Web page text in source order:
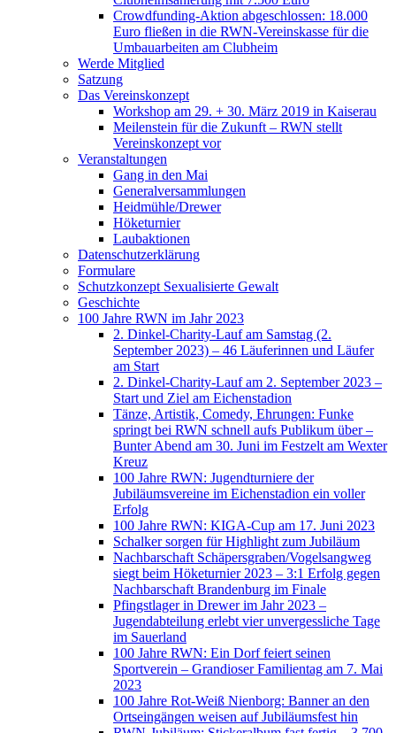
Crowdfunding-Aktion abgeschlossen: 18.000
Euro fließen in die RWN-Vereinskasse für die
Umbauarbeiten am Clubheim
Werde Mitglied
Satzung
Das Vereinskonzept
Workshop am 29. + 30. März 2019 in Kaiserau
Meilenstein für die Zukunft – RWN stellt
Vereinskonzept vor
Veranstaltungen
Gang in den Mai
Generalversammlungen
Heidmühle/Drewer
Höketurnier
Laubaktionen
Datenschutzerklärung
Formulare
Schutzkonzept Sexualisierte Gewalt
Geschichte
100 Jahre RWN im Jahr 2023
2. Dinkel-Charity-Lauf am Samstag (2.
September 2023) – 46 Läuferinnen und Läufer
am Start
2. Dinkel-Charity-Lauf am 2. September 2023 –
Start und Ziel am Eichenstadion
Tänze, Artistik, Comedy, Ehrungen: Funke
springt bei RWN schnell aufs Publikum über –
Bunter Abend am 30. Juni im Festzelt am Wexter
Kreuz
100 Jahre RWN: Jugendturniere der
Jubiläumsvereine im Eichenstadion ein voller
Erfolg
100 Jahre RWN: KIGA-Cup am 17. Juni 2023
Schalker sorgen für Highlight zum Jubiläum
Nachbarschaft Schäpersgraben/Vogelsangweg
siegt beim Höketurnier 2023 – 3:1 Erfolg gegen
Nachbarschaft Brandenburg im Finale
Pfingstlager in Drewer im Jahr 2023 –
Jugendabteilung erlebt vier unvergessliche Tage
im Sauerland
100 Jahre RWN: Ein Dorf feiert seinen
Sportverein – Grandioser Familientag am 7. Mai
2023
100 Jahre Rot-Weiß Nienborg: Banner an den
Ortseingängen weisen auf Jubiläumsfest hin